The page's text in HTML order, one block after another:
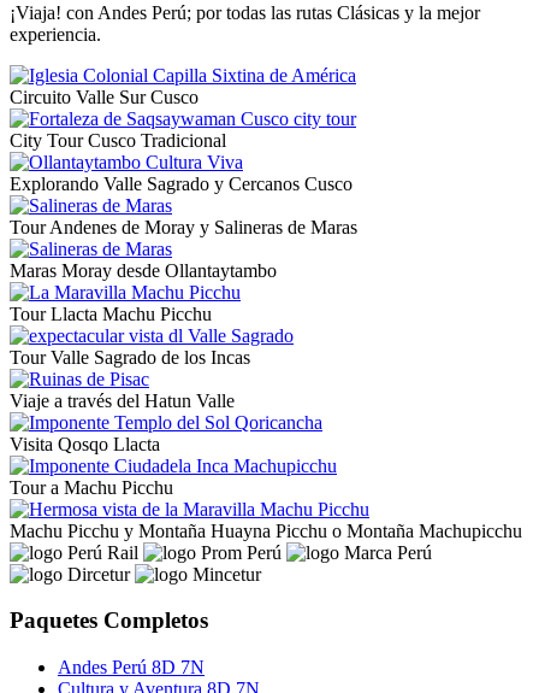
¡Viaja! con Andes Perú; por todas las rutas Clásicas y la mejor
experiencia.
Circuito Valle Sur Cusco
City Tour Cusco Tradicional
Explorando Valle Sagrado y Cercanos Cusco
Tour Andenes de Moray y Salineras de Maras
Maras Moray desde Ollantaytambo
Tour Llacta Machu Picchu
Tour Valle Sagrado de los Incas
Viaje a través del Hatun Valle
Visita Qosqo Llacta
Tour a Machu Picchu
Machu Picchu y Montaña Huayna Picchu o Montaña Machupicchu
Paquetes Completos
Andes Perú 8D 7N